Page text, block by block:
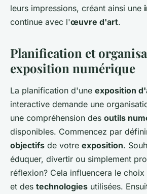
leurs impressions, créant ainsi une
continue avec l'œuvre d'art.
Planification et
exposition numérique
La planification d'une exposition
interactive demande une
une compréhension des outils
disponibles. Commencez par
objectifs de votre exposition.
éduquer, divertir ou simplement
réflexion? Cela influencera le choix
et des technologies utilisées.